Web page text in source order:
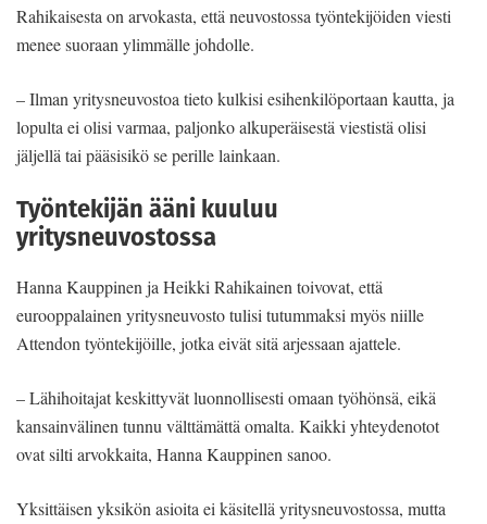
Rahikaisesta on arvokasta, että neuvostossa työntekijöiden viesti
menee suoraan ylimmälle johdolle.
– Ilman yritysneuvostoa tieto kulkisi esihenkilöportaan kautta, ja
lopulta ei olisi varmaa, paljonko alkuperäisestä viestistä olisi
jäljellä tai pääsisikö se perille lainkaan.
Työntekijän ääni kuuluu
yritysneuvostossa
Hanna Kauppinen ja Heikki Rahikainen toivovat, että
eurooppalainen yritysneuvosto tulisi tutummaksi myös niille
Attendon työntekijöille, jotka eivät sitä arjessaan ajattele.
– Lähihoitajat keskittyvät luonnollisesti omaan työhönsä, eikä
kansainvälinen tunnu välttämättä omalta. Kaikki yhteydenotot
ovat silti arvokkaita, Hanna Kauppinen sanoo.
Yksittäisen yksikön asioita ei käsitellä yritysneuvostossa, mutta